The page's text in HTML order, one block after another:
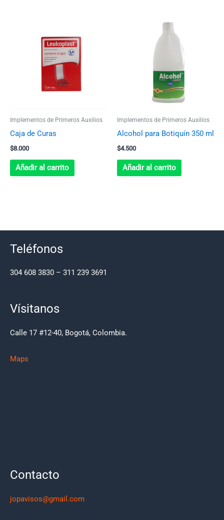
Implementos de Primeros Auxilios
Caja de Curas
$8.000
Añadir al carrito
Implementos de Primeros Auxilios
Alcohol para Botiquín 350 ml
$4.500
Añadir al carrito
Teléfonos
304 608 3830 – 311 239 3691
Vísitanos
Calle 17 #12-40, Bogotá, Colombia.
Maps
Contacto
jopavisos@gmail.com